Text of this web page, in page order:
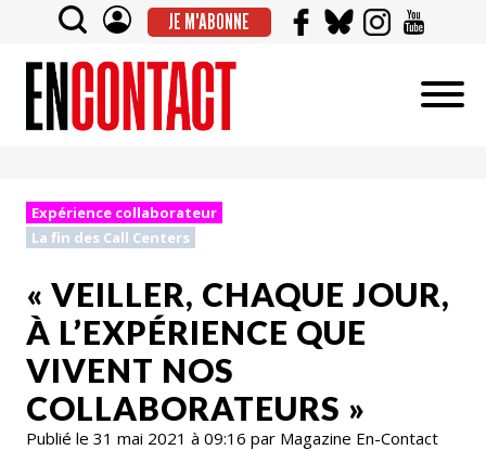
JE M'ABONNE
Expérience collaborateur
La fin des Call Centers
« VEILLER, CHAQUE JOUR,
À L’EXPÉRIENCE QUE
VIVENT NOS
COLLABORATEURS »
Publié le 31 mai 2021 à 09:16 par Magazine En-Contact